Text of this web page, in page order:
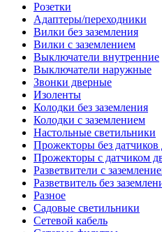
Розетки
Адаптеры/переходники
Вилки без заземления
Вилки с заземлением
Выключатели внутренние
Выключатели наружные
Звонки дверные
Изоленты
Колодки без заземления
Колодки с заземлением
Настольные светильники
Прожекторы без
Прожекторы с датчиком
Разветвители с
Разветвитель без
Разное
Садовые светильники
Сетевой кабель